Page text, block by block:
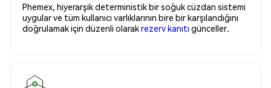
Phemex, hiyerarşik deterministik bir soğuk cüzdan sistemi
uygular ve tüm kullanıcı varlıklarının bire bir karşılandığını
doğrulamak için düzenli olarakrezerv kanıtı günceller.